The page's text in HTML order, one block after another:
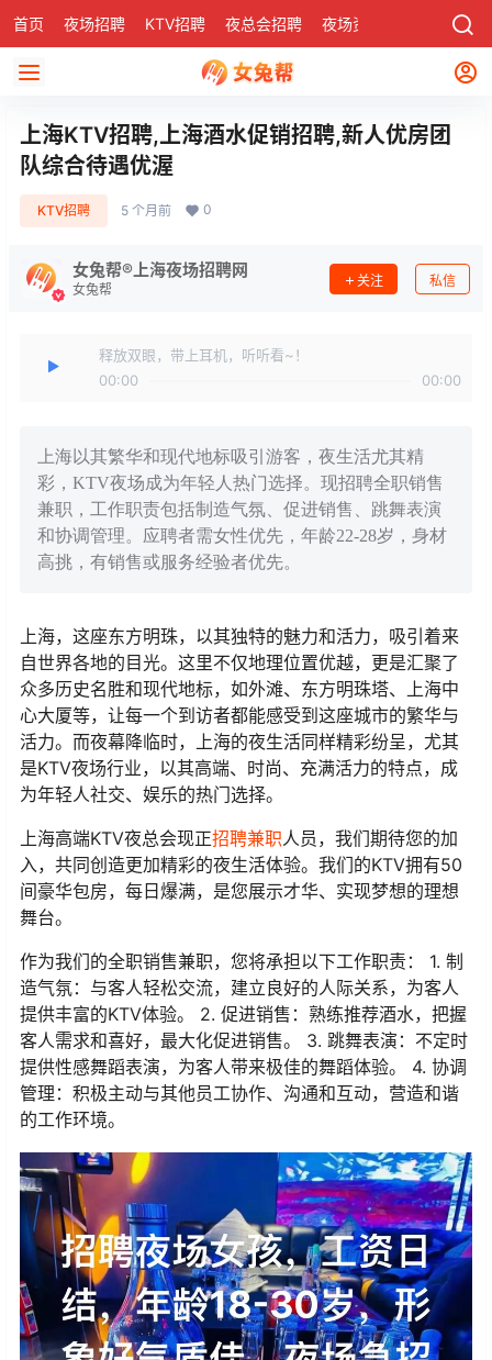
首页 夜场招聘 KTV招聘 夜总会招聘 夜场资讯 社区
上海KTV招聘,上海酒水促销招聘,新人优房团
队综合待遇优渥
KTV招聘 5 个月前 0
女兔帮®上海夜场招聘网
女兔帮
关注 私信
释放双眼，带上耳机，听听看~！
00:00
00:00
上海以其繁华和现代地标吸引游客，夜生活尤其精
彩，KTV夜场成为年轻人热门选择。现招聘全职销售
兼职，工作职责包括制造气氛、促进销售、跳舞表演
和协调管理。应聘者需女性优先，年龄22-28岁，身材
高挑，有销售或服务经验者优先。
上海，这座东方明珠，以其独特的魅力和活力，吸引着来
自世界各地的目光。这里不仅地理位置优越，更是汇聚了
众多历史名胜和现代地标，如外滩、东方明珠塔、上海中
心大厦等，让每一个到访者都能感受到这座城市的繁华与
活力。而夜幕降临时，上海的夜生活同样精彩纷呈，尤其
是KTV夜场行业，以其高端、时尚、充满活力的特点，成
为年轻人社交、娱乐的热门选择。
上海高端KTV夜总会现正招聘兼职人员，我们期待您的加
入，共同创造更加精彩的夜生活体验。我们的KTV拥有50
间豪华包房，每日爆满，是您展示才华、实现梦想的理想
舞台。
作为我们的全职销售兼职，您将承担以下工作职责： 1. 制
造气氛：与客人轻松交流，建立良好的人际关系，为客人
提供丰富的KTV体验。 2. 促进销售：熟练推荐酒水，把握
客人需求和喜好，最大化促进销售。 3. 跳舞表演：不定时
提供性感舞蹈表演，为客人带来极佳的舞蹈体验。 4. 协调
管理：积极主动与其他员工协作、沟通和互动，营造和谐
的工作环境。